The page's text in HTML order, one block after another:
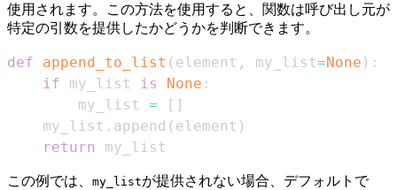
使用されます。この方法を使用すると、関数は呼び出し元が
特定の引数を提供したかどうかを判断できます。
def append_to_list ( element , my_list=None ) :
if my_list is None :
        my_list
= [ ]
    my_list
. append ( element )
return
my_list
この例では、 my_listが提供されない場合、デフォルトで